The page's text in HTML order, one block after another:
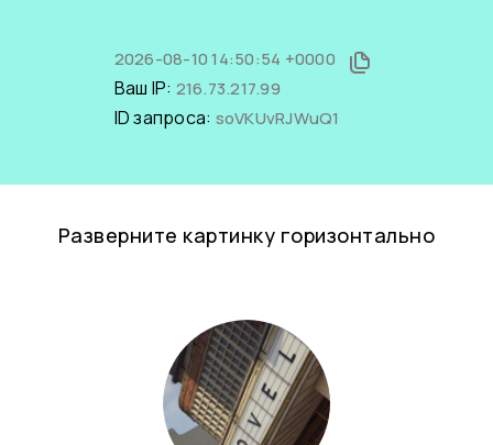
2026-08-10 14:50:54 +0000
Ваш IP: 216.73.217.99
ID запроса: soVKUvRJWuQ1
Разверните картинку горизонтально